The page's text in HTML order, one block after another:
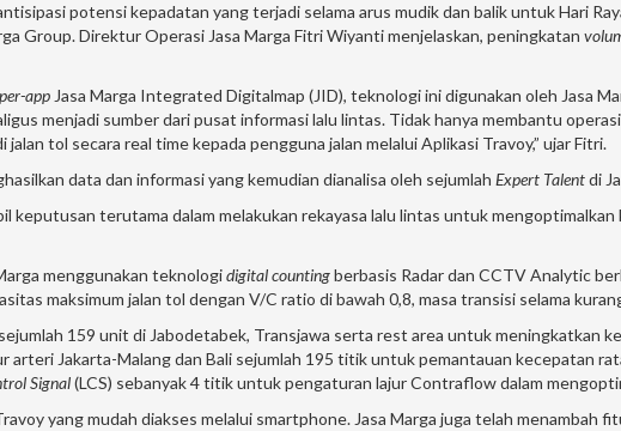
potensi kepadatan yang terjadi selama arus mudik dan balik untuk Hari
Group. Direktur Operasi Jasa Marga Fitri Wiyanti menjelaskan, peningkatan
app Jasa Marga Integrated Digitalmap (JID), teknologi ini digunakan oleh Jasa
menjadi sumber dari pusat informasi lalu lintas. Tidak hanya membantu
tol secara real time kepada pengguna jalan melalui Aplikasi Travoy,” ujar Fitri.
data dan informasi yang kemudian dianalisa oleh sejumlah Expert Talentdi
terutama dalam melakukan rekayasa lalu lintas untuk
menggunakan teknologidigital countingberbasis Radar dan CCTV Analytic
maksimum jalan tol dengan V/C ratio di bawah 0,8, masa transisi selama
159 unit di Jabodetabek, Transjawa serta rest area untuk meningkatkan
arteri Jakarta-Malang dan Bali sejumlah 195 titik untuk pemantauan kecepatan
Signal(LCS) sebanyak 4 titik untuk pengaturan lajur Contraflow dalam
yang mudah diakses melalui smartphone. Jasa Marga juga telah menambah